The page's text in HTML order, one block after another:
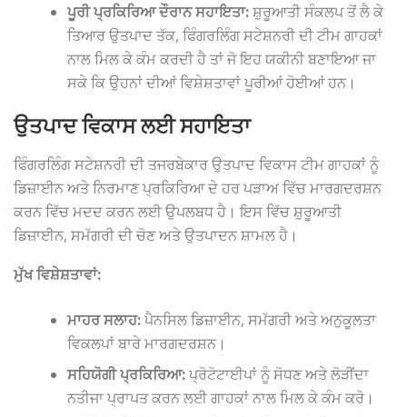
ਪੂਰੀ ਪ੍ਰਕਿਰਿਆ ਦੌਰਾਨ ਸਹਾਇਤਾ:ਸ਼ੁਰੂਆਤੀ ਸੰਕਲਪ ਤੋਂ ਲੈ ਕੇ
ਤਿਆਰ ਉਤਪਾਦ ਤੱਕ, ਫਿੰਗਰਲਿੰਗ ਸਟੇਸ਼ਨਰੀ ਦੀ ਟੀਮ ਗਾਹਕਾਂ
ਨਾਲ ਮਿਲ ਕੇ ਕੰਮ ਕਰਦੀ ਹੈ ਤਾਂ ਜੋ ਇਹ ਯਕੀਨੀ ਬਣਾਇਆ ਜਾ
ਸਕੇ ਕਿ ਉਹਨਾਂ ਦੀਆਂ ਵਿਸ਼ੇਸ਼ਤਾਵਾਂ ਪੂਰੀਆਂ ਹੋਈਆਂ ਹਨ।
ਉਤਪਾਦ ਵਿਕਾਸ ਲਈ ਸਹਾਇਤਾ
ਫਿੰਗਰਲਿੰਗ ਸਟੇਸ਼ਨਰੀ ਦੀ ਤਜਰਬੇਕਾਰ ਉਤਪਾਦ ਵਿਕਾਸ ਟੀਮ ਗਾਹਕਾਂ ਨੂੰ
ਡਿਜ਼ਾਈਨ ਅਤੇ ਨਿਰਮਾਣ ਪ੍ਰਕਿਰਿਆ ਦੇ ਹਰ ਪੜਾਅ ਵਿੱਚ ਮਾਰਗਦਰਸ਼ਨ
ਕਰਨ ਵਿੱਚ ਮਦਦ ਕਰਨ ਲਈ ਉਪਲਬਧ ਹੈ। ਇਸ ਵਿੱਚ ਸ਼ੁਰੂਆਤੀ
ਡਿਜ਼ਾਈਨ, ਸਮੱਗਰੀ ਦੀ ਚੋਣ ਅਤੇ ਉਤਪਾਦਨ ਸ਼ਾਮਲ ਹੈ।
ਮੁੱਖ ਵਿਸ਼ੇਸ਼ਤਾਵਾਂ:
ਮਾਹਰ ਸਲਾਹ:ਪੈਨਸਿਲ ਡਿਜ਼ਾਈਨ, ਸਮੱਗਰੀ ਅਤੇ ਅਨੁਕੂਲਤਾ
ਵਿਕਲਪਾਂ ਬਾਰੇ ਮਾਰਗਦਰਸ਼ਨ।
ਸਹਿਯੋਗੀ ਪ੍ਰਕਿਰਿਆ:ਪ੍ਰੋਟੋਟਾਈਪਾਂ ਨੂੰ ਸੋਧਣ ਅਤੇ ਲੋੜੀਂਦਾ
ਨਤੀਜਾ ਪ੍ਰਾਪਤ ਕਰਨ ਲਈ ਗਾਹਕਾਂ ਨਾਲ ਮਿਲ ਕੇ ਕੰਮ ਕਰੋ।